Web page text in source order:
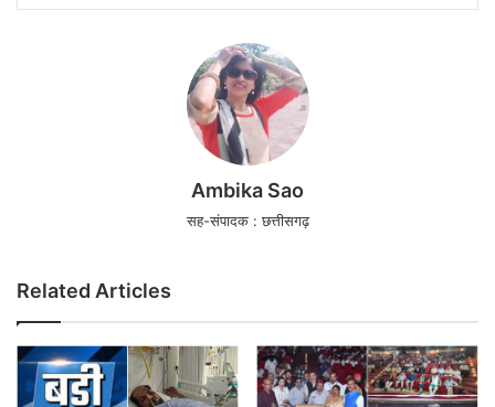
Ambika Sao
सह-संपादक : छत्तीसगढ़
Related Articles